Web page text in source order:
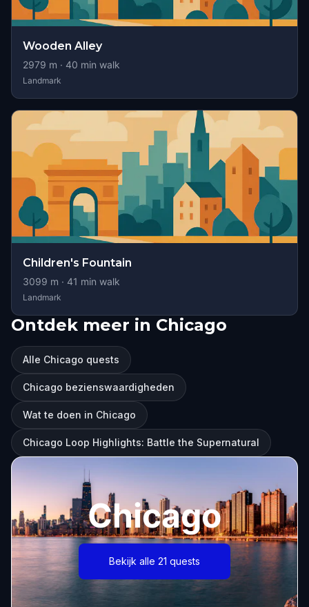
Wooden Alley
2979 m · 40 min walk
Landmark
Children's Fountain
3099 m · 41 min walk
Landmark
Ontdek meer in Chicago
Alle Chicago quests
Chicago bezienswaardigheden
Wat te doen in Chicago
Chicago Loop Highlights: Battle the Supernatural
Chicago
Bekijk alle 21 quests